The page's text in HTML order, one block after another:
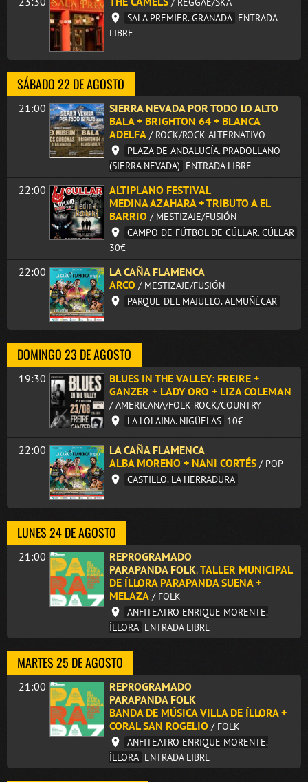
SALA PREMIER. GRANADA ENTRADA
LIBRE
SÁBADO 22 DE AGOSTO
21:00
SIERRA NEVADA POR TODO LO ALTO
BALA + BRIGHTON 64 + BLANCA
ADELFA / ROCK/ROCK ALTERNATIVO
PLAZA DE ANDALUCÍA. PRADOLLANO
(SIERRA NEVADA) ENTRADA LIBRE
22:00
ALTIPLANO FESTIVAL
MEDINA AZAHARA + TRIBUTO A EL
BARRIO / MESTIZAJE/FUSIÓN
CAMPO DE FÚTBOL DE CÚLLAR. CÚLLAR
30€
22:00
LA CAÑA FLAMENCA
ARCO / MESTIZAJE/FUSIÓN
PARQUE DEL MAJUELO. ALMUÑÉCAR
DOMINGO 23 DE AGOSTO
19:30
BLUES IN THE VALLEY: FREIRE +
GANZER + LADY ORO + LIZA COLEMAN
/ AMERICANA/FOLK ROCK/COUNTRY
LA LOLAINA. NIGÜELAS 10€
22:00
LA CAÑA FLAMENCA
ALBA MORENO + NANI CORTÉS / POP
CASTILLO. LA HERRADURA
LUNES 24 DE AGOSTO
21:00
REPROGRAMADO
PARAPANDA FOLK.TALLER MUNICIPAL
DE ÍLLORA PARAPANDA SUENA +
MELAZA / FOLK
ANFITEATRO ENRIQUE MORENTE.
ÍLLORA ENTRADA LIBRE
MARTES 25 DE AGOSTO
21:00
REPROGRAMADO
PARAPANDA FOLK
BANDA DE MÚSICA VILLA DE ÍLLORA +
CORAL SAN ROGELIO / FOLK
ANFITEATRO ENRIQUE MORENTE.
ÍLLORA ENTRADA LIBRE